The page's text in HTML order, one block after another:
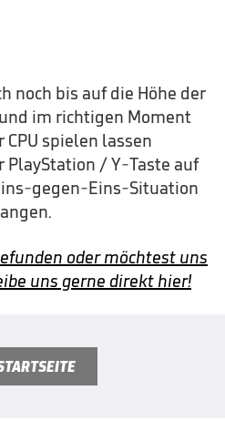
noch bis auf die Höhe der
im richtigen Moment
spielen lassen
PlayStation / Y-Taste auf
gegen-Eins-Situation
oder möchtest uns
uns gerne direkt hier!